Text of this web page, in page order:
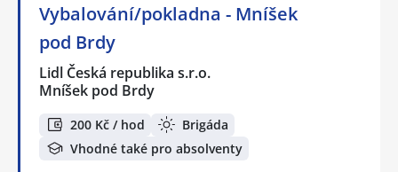
Vybalování/pokladna - Mníšek
pod Brdy
Lidl Česká republika s.r.o.
Mníšek pod Brdy
200 Kč / hod
Brigáda
Vhodné také pro absolventy